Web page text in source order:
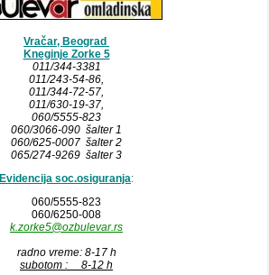
Vračar, Beograd
Kneginje Zorke 5
011/344-3381
011/243-54-86,
011/344-72-57,
011/630-19-37,
060/5555-823
060/3066-090 šalter 1
060/625-0007 šalter 2
065/274-9269 šalter 3
Evidencija soc.osiguranja:
060/5555-823
060/6250-008
k.zorke5@ozbulevar.rs
radno vreme: 8-17 h
subotom : 8-12 h